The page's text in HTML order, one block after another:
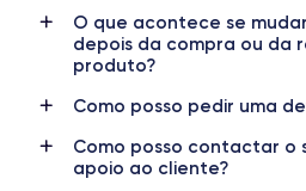
Câmara
12
Resolução de vídeo
Bateria
O que acontece se
depois da compra ou da
produto?
Como posso pedir uma
Como posso contactar o
apoio ao cliente?